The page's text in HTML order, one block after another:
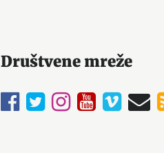
Društvene mreže